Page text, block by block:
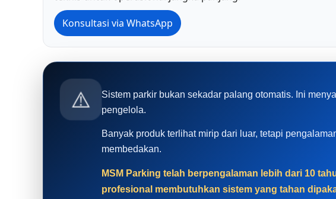
Konsultasi via WhatsApp
⚠️
Sistem parkir bukan sekadar palang otomatis. Ini
pengelola.
Banyak produk terlihat mirip dari luar, tetapi
membedakan.
MSM Parking telah berpengalaman lebih dari 10
profesional membutuhkan sistem yang tahan